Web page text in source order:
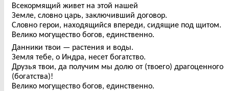
Всекормящий живет на этой нашей
Земле, словно царь, заключивший договор.
Словно герои, находящийся впереди, сидящие под щитом.
Велико могущество богов, единственно.
Данники твои — растения и воды.
Земля тебе, о Индра, несет богатство.
Друзья твои, да получим мы долю от (твоего) драгоценного
(богатства)!
Велико могущество богов, единственно.